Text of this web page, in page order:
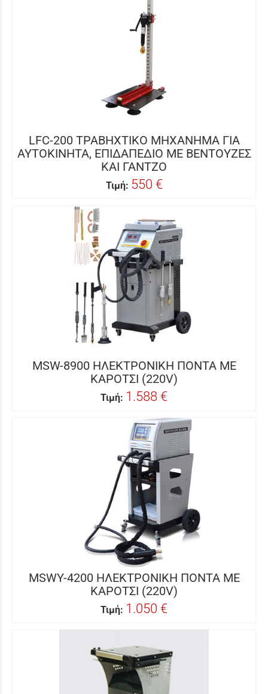
LFC-200 ΤΡΑΒΗΧΤΙΚΟ ΜΗΧΑΝΗΜΑ ΓΙΑ
ΑΥΤΟΚΙΝΗΤΑ, ΕΠΙΔΑΠΕΔΙΟ ΜΕ ΒΕΝΤΟΥΖΕΣ
ΚΑΙ ΓΑΝΤΖΟ
Τιμή: 550 €
MSW-8900 ΗΛΕΚΤΡΟΝΙΚΗ ΠΟΝΤΑ ΜΕ
ΚΑΡΟΤΣΙ (220V)
Τιμή: 1.588 €
MSWY-4200 ΗΛΕΚΤΡΟΝΙΚΗ ΠΟΝΤΑ ΜΕ
ΚΑΡΟΤΣΙ (220V)
Τιμή: 1.050 €